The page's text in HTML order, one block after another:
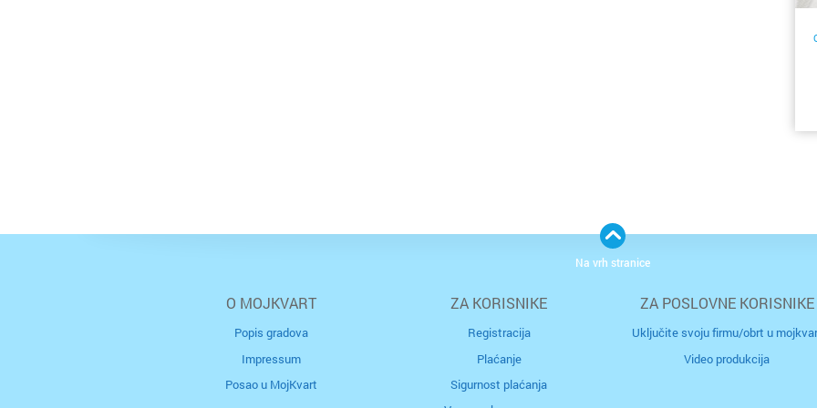
O MOJKVART
Popis gradova
Impressum
Posao u MojKvart
ZA KORISNIKE
Registracija
Plaćanje
Sigurnost plaćanja
ZA POSLOVNE KORISNIKE
Uključite svoju firmu/obrt u
Video produkcija
Na vrh stranice